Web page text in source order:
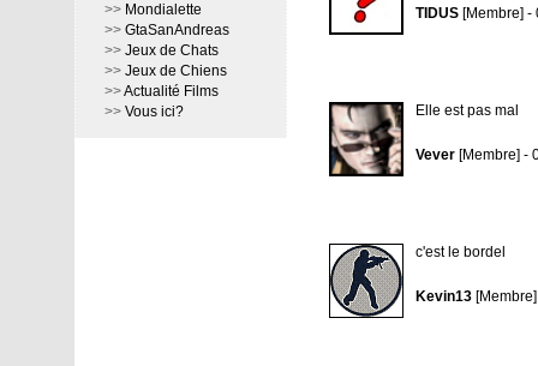
>> Mondialette
>> GtaSanAndreas
>> Jeux de Chats
>> Jeux de Chiens
>>Actualité Films
>> Vous ici?
TIDUS[Membre] -
Elle est pas mal
Vever[Membre] -
c'est le bordel
Kevin13[Membre]